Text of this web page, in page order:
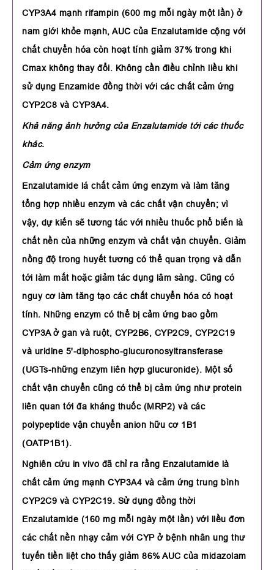
CYP3A4 mạnh rifampin (600 mg mỗi ngày một lần) ở
nam giới khỏe mạnh, AUC của Enzalutamide cộng với
chất chuyển hóa còn hoạt tính giảm 37% trong khi
Cmax không thay đổi. Không cần điều chỉnh liều khi
sử dụng Enzamide đồng thời với các chất cảm ứng
CYP2C8 và CYP3A4.
Khả năng ảnh hưởng của Enzalutamide tới các thuốc
khác.
Cảm ứng enzym
Enzalutamide lá chất cảm ứng enzym và làm tăng
tổng hợp nhiều enzym và các chất vận chuyển; vì
vậy, dự kiến sẽ tương tác với nhiều thuốc phổ biến là
chất nền của những enzym và chất vận chuyển. Giảm
nồng độ trong huyết tương có thể quan trọng và dẫn
tới làm mất hoặc giảm tác dụng lâm sàng. Cũng có
nguy cơ làm tăng tạo các chất chuyển hóa có hoạt
tính. Những enzym có thể bị cảm ứng bao gồm
CYP3A ở gan và ruột, CYP2B6, CYP2C9, CYP2C19
và uridine 5'-diphospho-glucuronosyltransferase
(UGTs-những enzym liên hợp glucuronide). Một số
chất vận chuyển cũng có thể bị cảm ứng như protein
liên quan tới đa kháng thuốc (MRP2) và các
polypeptide vận chuyển anion hữu cơ 1B1
(OATP1B1).
Nghiên cứu in vivo đã chỉ ra rằng Enzalutamide là
chất cảm ứng mạnh CYP3A4 và cảm ứng trung bình
CYP2C9 và CYP2C19. Sử dụng đồng thời
Enzalutamide (160 mg mỗi ngày một lần) với liều đơn
các chất nền nhạy cảm với CYP ở bệnh nhân ung thư
tuyến tiền liệt cho thấy giảm 86% AUC của midazolam